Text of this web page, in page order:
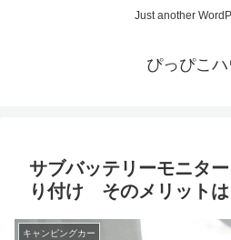
Just another
ぴっぴこハ
サブバッテリーモニタ
り付け そのメリットは
キャンピングカー